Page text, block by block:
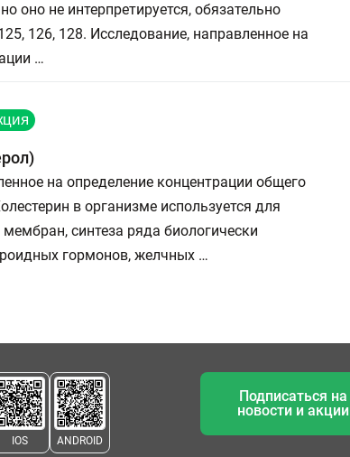
оно не интерпретируется, обязательно
126, 128. Исследование, направленное на
…
на определение концентрации общего
в организме используется для
синтеза ряда биологически
гормонов, желчных …
IOS ANDROID
Подписаться на
новости и акции